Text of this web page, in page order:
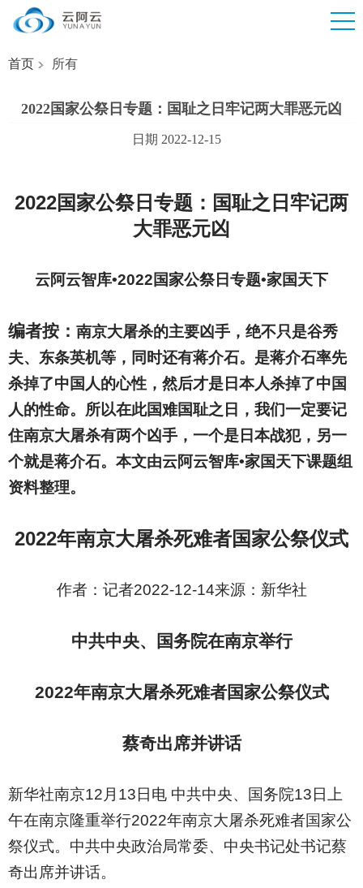
首页 所有
2022国家公祭日专题：国耻之日牢记两大罪恶元凶
日期 2022-12-15
2022国家公祭日专题：国耻之日牢记两
大罪恶元凶
云阿云智库•2022国家公祭日专题•家国天下
编者按： 南京大屠杀的主要凶手，绝不只是谷秀
夫、东条英机等，同时还有蒋介石。是蒋介石率先
杀掉了中国人的心性，然后才是日本人杀掉了中国
人的性命。所以在此国难国耻之日，我们一定要记
住南京大屠杀有两个凶手，一个是日本战犯，另一
个就是蒋介石。本文由云阿云智库•家国天下课题组
资料整理。
2022年南京大屠杀死难者国家公祭仪式
作者：记者2022-12-14来源：新华社
中共中央、国务院在南京举行
2022年南京大屠杀死难者国家公祭仪式
蔡奇出席并讲话
新华社南京12月13日电 中共中央、国务院13日上
午在南京隆重举行2022年南京大屠杀死难者国家公
祭仪式。中共中央政治局常委、中央书记处书记蔡
奇出席并讲话。